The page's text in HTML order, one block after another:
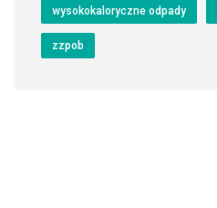
wysokokaloryczne odpady
zzpob